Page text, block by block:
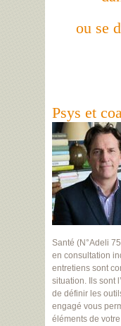
ou se
Psys et
Santé (N°Adeli
en consultation
entretiens sont
situation. Ils sont
de définir les
engagé vous
éléments de